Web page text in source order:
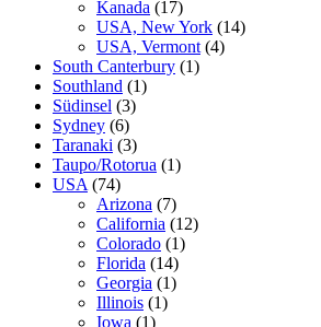
Kanada (17)
USA, New York (14)
USA, Vermont (4)
South Canterbury (1)
Southland (1)
Südinsel (3)
Sydney (6)
Taranaki (3)
Taupo/Rotorua (1)
USA (74)
Arizona (7)
California (12)
Colorado (1)
Florida (14)
Georgia (1)
Illinois (1)
Iowa (1)